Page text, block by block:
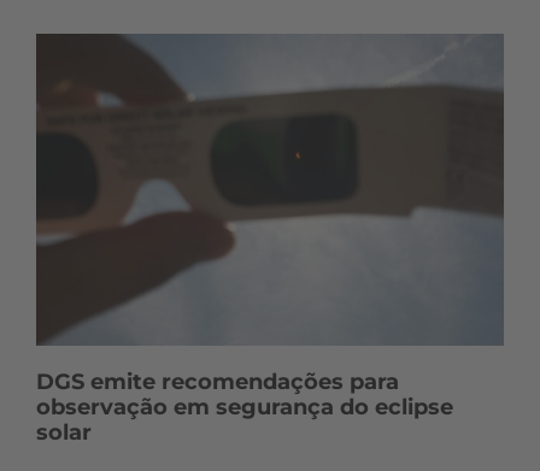
DGS emite recomendações para
observação em segurança do eclipse
solar